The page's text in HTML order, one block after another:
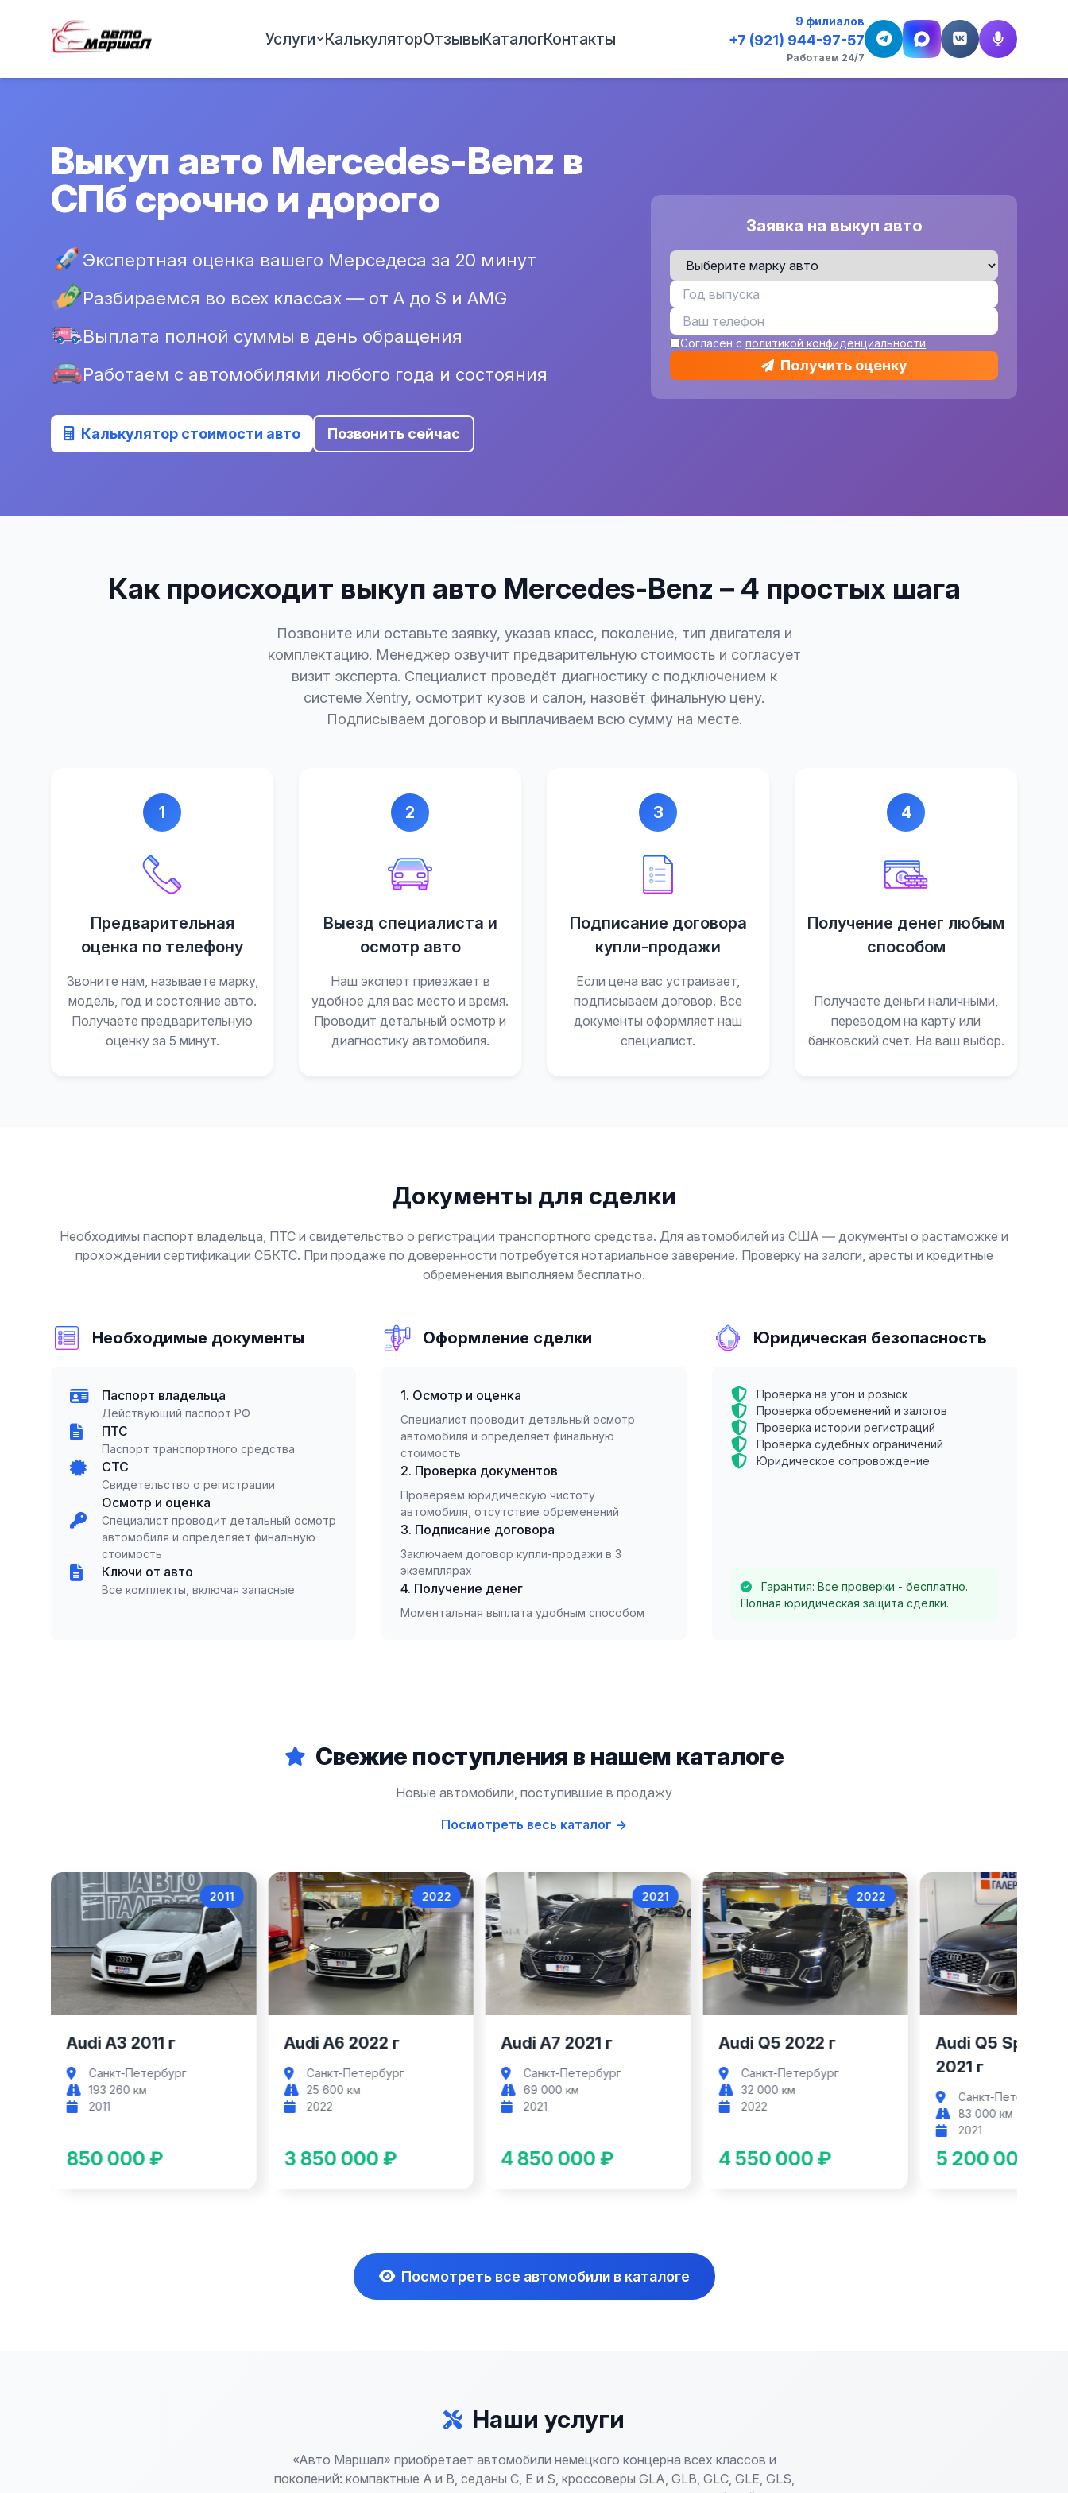
Услуги КалькуляторОтзывыКаталогКонтакты
9 филиалов
+7 (921) 944-97-57
Работаем 24/7
Выкуп авто Mercedes-Benz в
СПб срочно и дорого
Экспертная оценка вашего Мерседеса за 20 минут
Разбираемся во всех классах — от A до S и AMG
Выплата полной суммы в день обращения
Работаем с автомобилями любого года и состояния
Калькулятор стоимости авто Позвонить сейчас
Заявка на выкуп авто
Согласен сполитикой конфиденциальности
Получить оценку
Как происходит выкуп авто Mercedes-Benz – 4 простых шага
Позвоните или оставьте заявку, указав класс, поколение, тип двигателя и
комплектацию. Менеджер озвучит предварительную стоимость и согласует
визит эксперта. Специалист проведёт диагностику с подключением к
системе Xentry, осмотрит кузов и салон, назовёт финальную цену.
Подписываем договор и выплачиваем всю сумму на месте.
1
Предварительная
оценка по телефону
Звоните нам, называете марку,
модель, год и состояние авто.
Получаете предварительную
оценку за 5 минут.
2
Выезд специалиста и
осмотр авто
Наш эксперт приезжает в
удобное для вас место и время.
Проводит детальный осмотр и
диагностику автомобиля.
3
Подписание договора
купли-продажи
Если цена вас устраивает,
подписываем договор. Все
документы оформляет наш
специалист.
4
Получение денег любым
способом
Получаете деньги наличными,
переводом на карту или
банковский счет. На ваш выбор.
Документы для сделки
Необходимы паспорт владельца, ПТС и свидетельство о регистрации транспортного средства. Для автомобилей из США — документы о растаможке и
прохождении сертификации СБКТС. При продаже по доверенности потребуется нотариальное заверение. Проверку на залоги, аресты и кредитные
обременения выполняем бесплатно.
Необходимые документы
Паспорт владельца
Действующий паспорт РФ
ПТС
Паспорт транспортного средства
СТС
Свидетельство о регистрации
Осмотр и оценка
Специалист проводит детальный осмотр
автомобиля и определяет финальную
стоимость
Ключи от авто
Все комплекты, включая запасные
Оформление сделки
1. Осмотр и оценка
Специалист проводит детальный осмотр
автомобиля и определяет финальную
стоимость
2. Проверка документов
Проверяем юридическую чистоту
автомобиля, отсутствие обременений
3. Подписание договора
Заключаем договор купли-продажи в 3
экземплярах
4. Получение денег
Моментальная выплата удобным способом
Юридическая безопасность
Проверка на угон и розыск
Проверка обременений и залогов
Проверка истории регистраций
Проверка судебных ограничений
Юридическое сопровождение
Гарантия: Все проверки - бесплатно.
Полная юридическая защита сделки.
Свежие поступления в нашем каталоге
Новые автомобили, поступившие в продажу
Посмотреть весь каталог →
Audi A3
2011
Audi A3 2011 г
Санкт-Петербург
193 260 км
2011
850 000 ₽
Audi A6
2022
Audi A6 2022 г
Санкт-Петербург
25 600 км
2022
3 850 000 ₽
Audi A7
2021
Audi A7 2021 г
Санкт-Петербург
69 000 км
2021
4 850 000 ₽
Audi Q5
2022
Audi Q5 2022 г
Санкт-Петербург
32 000 км
2022
4 550 000 ₽
Audi Q5
2021 г
Санкт-Петербург
83 000 км
2021
5 200 000 ₽
Посмотреть все автомобили в каталоге
Наши услуги
«Авто Маршал» приобретает автомобили немецкого концерна всех классов и
поколений: компактные A и B, седаны C, E и S, кроссоверы GLA, GLB, GLC, GLE, GLS,